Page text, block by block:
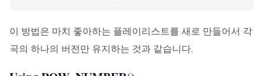
이 방법은 마치 좋아하는 플레이리스트를 새로 만들어서 각
곡의 하나의 버전만 유지하는 것과 같습니다.